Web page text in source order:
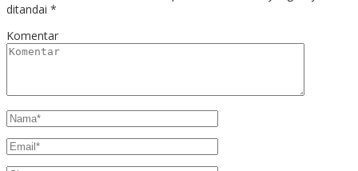
ditandai *
Komentar